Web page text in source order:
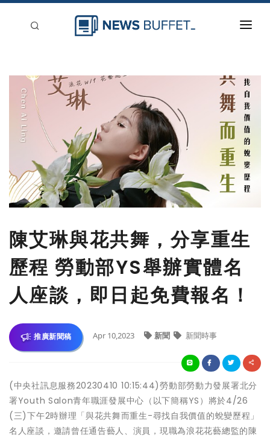
新聞稿分類
刊登
陳艾琳與花共舞，分享重生
歷程 勞動部YS舉辦實體名
人座談，即日起免費報名！
推廣新聞稿 Apr 10,2023 新聞 新聞時事
(中央社訊息服務20230410 10:15:44)勞動部勞動力發展署北分
署Youth Salon青年職涯發展中心（以下簡稱YS）將於4/26
(三)下午2時辦理「與花共舞而重生-尋找自我價值的蛻變歷程」
名人座談，邀請曾任通告藝人、演員，現職為浪花花藝總監的陳